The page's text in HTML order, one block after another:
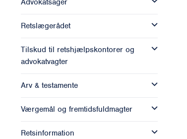
Advokatsager
Retslægerådet
Tilskud til retshjælpskontorer og
advokatvagter
Arv & testamente
Værgemål og fremtidsfuldmagter
Retsinformation